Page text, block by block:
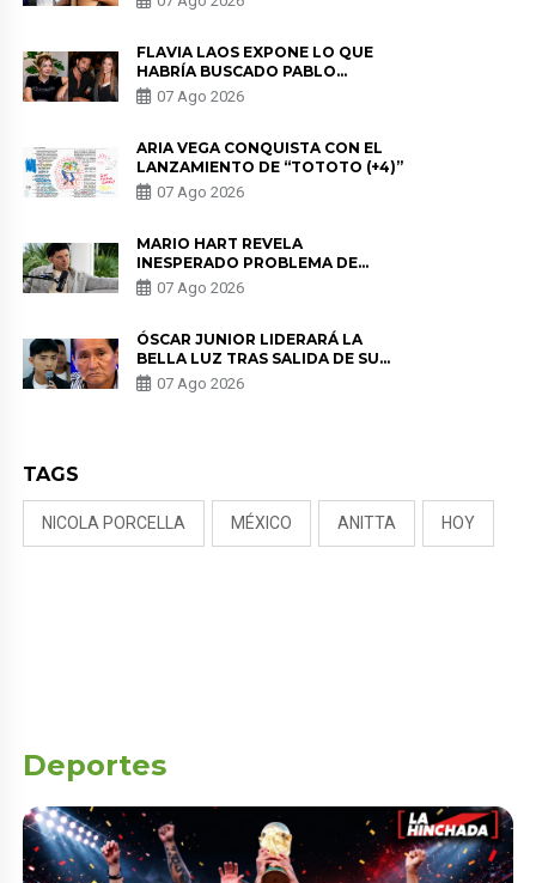
DE PÓDCAST
FLAVIA LAOS EXPONE LO QUE
HABRÍA BUSCADO PABLO
HEREDIA CON ALE FULLER: “UNA
DE LAS PARTES QUERÍA EL
07 Ago 2026
ARIA VEGA CONQUISTA CON EL
LANZAMIENTO DE “TOTOTO (+4)”
07 Ago 2026
MARIO HART REVELA
INESPERADO PROBLEMA DE
SALUD ANTES DE SEPARARSE DE
KORINA: “ME ENCONTRARON UN
07 Ago 2026
ÓSCAR JUNIOR LIDERARÁ LA
BELLA LUZ TRAS SALIDA DE SU
PADRE POR POLÉMICA CON
NALDY SALDAÑA
07 Ago 2026
TAGS
NICOLA PORCELLA MÉXICO ANITTA HOY
Deportes